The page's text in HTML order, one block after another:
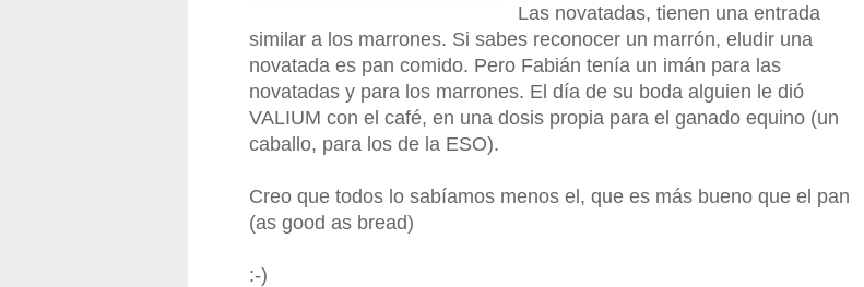
Las novatadas, tienen una entrada
similar a los marrones. Si sabes reconocer un marrón, eludir una
novatada es pan comido. Pero Fabián tenía un imán para las
novatadas y para los marrones. El día de su boda alguien le dió
VALIUM con el café, en una dosis propia para el ganado equino (un
caballo, para los de la ESO).
Creo que todos lo sabíamos menos el, que es más bueno que el pan
(as good as bread)
:-)